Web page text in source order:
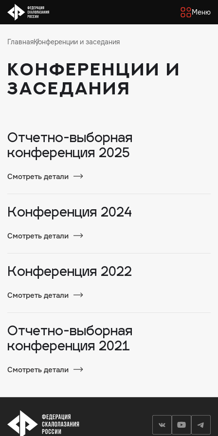
Меню
ГлавнаяКонференции и заседания
Конференции и
заседания
Отчетно-выборная
конференция 2025
Смотреть детали
Конференция 2024
Смотреть детали
Конференция 2022
Смотреть детали
Отчетно-выборная
конференция 2021
Смотреть детали